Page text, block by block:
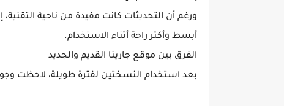
ورغم أن التحديثات كانت مفيدة من ناحية
أبسط وأكثر راحة أثناء الاستخدام.
الفرق بين موقع جارينا القديم والجديد
بعد استخدام النسختين لفترة طويلة، لاحظت